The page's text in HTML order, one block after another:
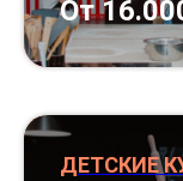
От
ДЕТСКИЕ